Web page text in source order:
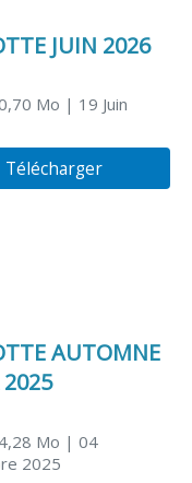
JUIN 2026
Mo | 19 Juin
Télécharger
AUTOMNE
2025
Mo | 04
2025